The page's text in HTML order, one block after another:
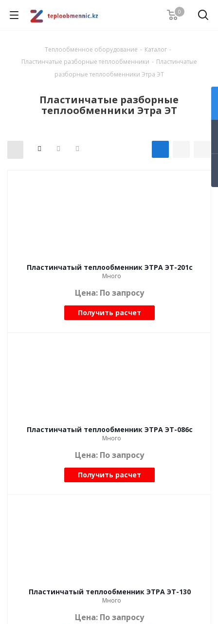
0
Теплообменное оборудование - Каталог -
Пластинчатые разборные теплообменники - Пластинчатые
разборные теплообменники Этра ЭТ
Пластинчатые разборные
теплообменники Этра ЭТ
Пластинчатый теплообменник ЭТРА ЭТ-201с
Много
Цена: По запросу
Получить расчет
Пластинчатый теплообменник ЭТРА ЭТ-086с
Много
Цена: По запросу
Получить расчет
Пластинчатый теплообменник ЭТРА ЭТ-130
Много
Цена: По запросу